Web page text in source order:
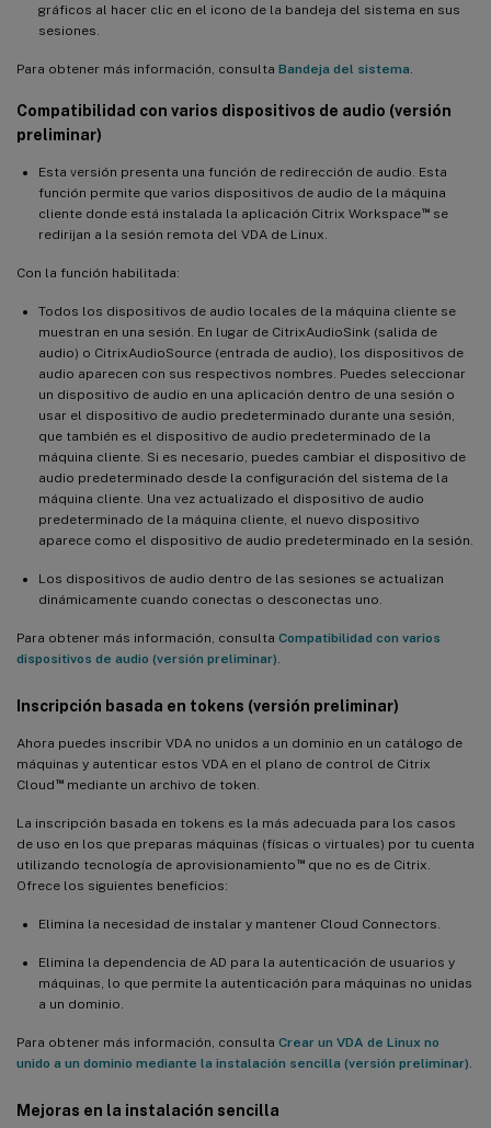
gráficos al hacer clic en el icono de la bandeja del sistema en sus
sesiones.
Para obtener más información, consulta Bandeja del sistema
Compatibilidad con varios dispositivos de audio (versión
preliminar)
Esta versión presenta una función de redirección de audio. Esta
función permite que varios dispositivos de audio de la máquina
cliente donde está instalada la aplicación Citrix Workspace™se
redirijan a la sesión remota del VDA de Linux.
Con la función habilitada:
Todos los dispositivos de audio locales de la máquina cliente se
muestran en una sesión. En lugar de CitrixAudioSink (salida de
audio) o CitrixAudioSource (entrada de audio), los dispositivos de
audio aparecen con sus respectivos nombres. Puedes seleccionar
un dispositivo de audio en una aplicación dentro de una sesión o
usar el dispositivo de audio predeterminado durante una sesión,
que también es el dispositivo de audio predeterminado de la
máquina cliente. Si es necesario, puedes cambiar el dispositivo de
audio predeterminado desde la configuración del sistema de la
máquina cliente. Una vez actualizado el dispositivo de audio
predeterminado de la máquina cliente, el nuevo dispositivo
aparece como el dispositivo de audio predeterminado en la sesión.
Los dispositivos de audio dentro de las sesiones se actualizan
dinámicamente cuando conectas o desconectas uno.
Para obtener más información, consulta Compatibilidad con varios
dispositivos de audio (versión preliminar)
Inscripción basada en tokens (versión preliminar)
Ahora puedes inscribir VDA no unidos a un dominio en un catálogo de
máquinas y autenticar estos VDA en el plano de control de Citrix
Cloud ™mediante un archivo de token.
La inscripción basada en tokens es la más adecuada para los casos
de uso en los que preparas máquinas (físicas o virtuales) por tu cuenta
utilizando tecnología de aprovisionamiento ™que no es de Citrix.
Ofrece los siguientes beneficios:
Elimina la necesidad de instalar y mantener Cloud Connectors.
Elimina la dependencia de AD para la autenticación de usuarios y
máquinas, lo que permite la autenticación para máquinas no unidas
a un dominio.
Para obtener más información, consulta Crear un VDA de Linux no
unido a un dominio mediante la instalación sencilla (versión preliminar)
Mejoras en la instalación sencilla
Compatibilidad con la copia de seguridad y comparación de
datos de VDA mediante XDPing
Compatibilidad con SSSD para usar MCS para crear VDA de
Compatibilidad con nuevos dispositivos de destino de streaming
Novedades de la versión 2303
Compatibilidad con RHEL 9.1 y Rocky Linux 9.1
de Linux
Mejoras en la instalación sencilla
Mejoras de XDPing
Compatibilidad con RHEL 8.7, Rocky Linux 8.7 y SUSE 15.4
Compatibilidad con Wayland (versión preliminar)
Todas las impresoras cliente ahora se pueden asignar a una
sesión de VDA de Linux
Asignación dinámica de unidades cliente y redirección de
carpetas cliente
Novedades de la versión 2212
Compatibilidad con RHEL 9.0 y Rocky Linux 9.0
Aceleración de hardware para GPU no virtualizadas específicas
de NVIDIA
Sustitución de pam_krb5 por SSSD para la autenticación con
tarjeta inteligente y FAS
Ampliación de la GUI de instalación sencilla para incluir la
configuración de MCS
Compatibilidad con la grabación de sesiones de Linux (versión
datos a través del portapapeles